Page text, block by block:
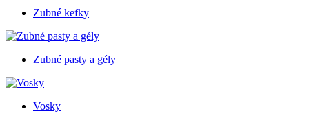
Zubné kefky
Zubné pasty a gély
Vosky